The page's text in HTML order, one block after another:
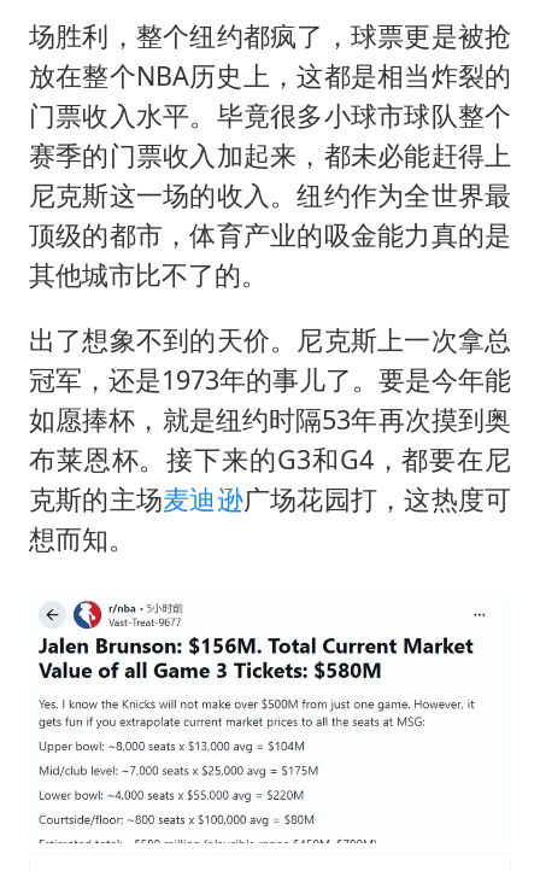
场胜利，整个纽约都疯了，球票更是被抢
放在整个NBA历史上，这都是相当炸裂的
门票收入水平。毕竟很多小球市球队整个
赛季的门票收入加起来，都未必能赶得上
尼克斯这一场的收入。纽约作为全世界最
顶级的都市，体育产业的吸金能力真的是
其他城市比不了的。
出了想象不到的天价。尼克斯上一次拿总
冠军，还是1973年的事儿了。要是今年能
如愿捧杯，就是纽约时隔53年再次摸到奥
布莱恩杯。接下来的G3和G4，都要在尼
克斯的主场麦迪逊广场花园打，这热度可
想而知。